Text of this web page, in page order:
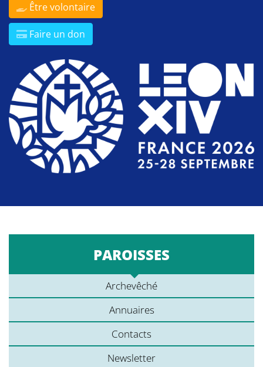
Être volontaire
Faire un don
PAROISSES
Archevêché
Annuaires
Contacts
Newsletter